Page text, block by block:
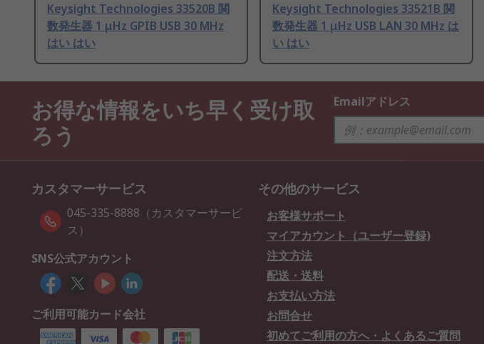
Keysight Technologies 33520B 関
数発生器 1 μHz GPIB USB 30 MHz
はい はい
Keysight Technologies 33521B 関
数発生器 1 μHz USB LAN 30 MHz は
い はい
お得な情報をいち早く受け取
ろう
Emailアドレス
カスタマーサービス
045-335-8888（カスタマーサービ
ス）
SNS公式アカウント
ご利用可能カード会社
その他のサービス
お客様サポート
マイアカウント（ユーザー登録)
注文方法
配送・送料
お支払い方法
お問合せ
初めてご利用の方へ・よくあるご質問